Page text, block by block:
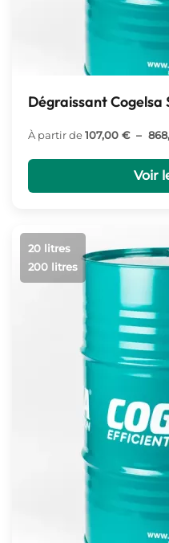
Dégraissant
À partir de107,00 € –
Voir
20 litres
200 litres